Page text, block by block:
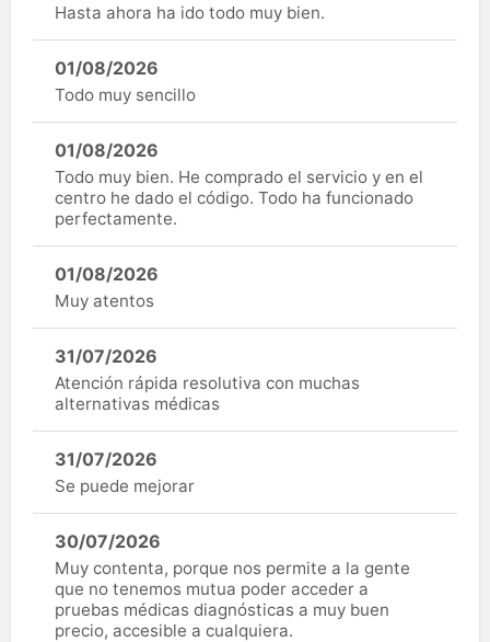
Hasta ahora ha ido todo muy bien.
01/08/2026
Todo muy sencillo
01/08/2026
Todo muy bien. He comprado el servicio y en el
centro he dado el código. Todo ha funcionado
perfectamente.
01/08/2026
Muy atentos
31/07/2026
Atención rápida resolutiva con muchas
alternativas médicas
31/07/2026
Se puede mejorar
30/07/2026
Muy contenta, porque nos permite a la gente
que no tenemos mutua poder acceder a
pruebas médicas diagnósticas a muy buen
precio, accesible a cualquiera.